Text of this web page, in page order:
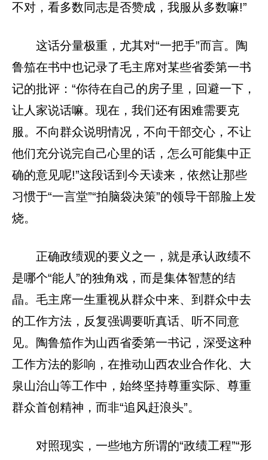
不对，看多数同志是否赞成，我服从多数嘛!”
这话分量极重，尤其对“一把手”而言。陶
鲁笳在书中也记录了毛主席对某些省委第一书
记的批评：“你待在自己的房子里，回避一下，
让人家说话嘛。现在，我们还有困难需要克
服。不向群众说明情况，不向干部交心，不让
他们充分说完自己心里的话，怎么可能集中正
确的意见呢!”这段话到今天读来，依然让那些
习惯于“一言堂”“拍脑袋决策”的领导干部脸上发
烧。
正确政绩观的要义之一，就是承认政绩不
是哪个“能人”的独角戏，而是集体智慧的结
晶。毛主席一生重视从群众中来、到群众中去
的工作方法，反复强调要听真话、听不同意
见。陶鲁笳作为山西省委第一书记，深受这种
工作方法的影响，在推动山西农业合作化、大
泉山治山等工作中，始终坚持尊重实际、尊重
群众首创精神，而非“追风赶浪头”。
对照现实，一些地方所谓的“政绩工程”“形